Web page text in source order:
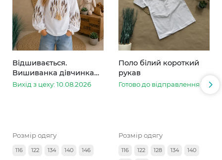
Відшивається.
Вишиванка дівчинка
колоски
Вихід з цеху: 10.08.2026
Розмір одягу
116 122 134 140 146
Поло білий короткий
рукав
Готово до відправлення
Розмір одягу
116 122 128 134
140